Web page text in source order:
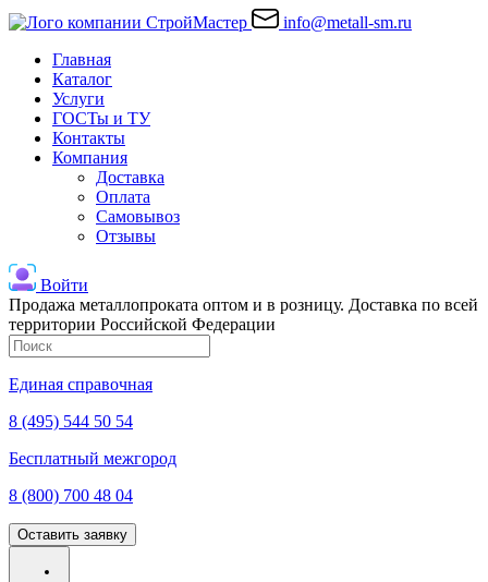
info@metall-sm.ru
Главная
Каталог
Услуги
ГОСТы и ТУ
Контакты
Компания
Доставка
Оплата
Самовывоз
Отзывы
Войти
Продажа металлопроката оптом и в розницу. Доставка по всей
территории Российской Федерации
Единая справочная
8 (495) 544 50 54
Бесплатный межгород
8 (800) 700 48 04
Оставить заявку